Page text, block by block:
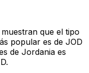
que el tipo
popular es de JOD
de Jordania es